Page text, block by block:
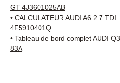
GT 4J3601025AB
• CALCULATEUR AUDI A6 2.7 TDI
4F5910401Q
• Tableau de bord complet AUDI Q3
83A